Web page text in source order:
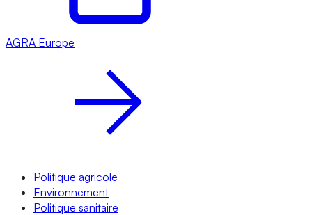
AGRA Europe
Politique agricole
Environnement
Politique sanitaire